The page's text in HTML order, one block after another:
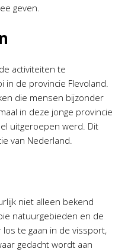
geven.
activiteiten te
in de provincie Flevoland.
die mensen bijzonder
in deze jonge provincie
uitgeroepen werd. Dit
van Nederland.
niet alleen bekend
natuurgebieden en de
te gaan in de vissport,
gedacht wordt aan